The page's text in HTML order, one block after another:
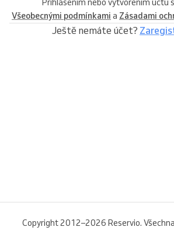
Přihlášením nebo vytvořením účtu
Všeobecnými podmínkami a Zásadami
Ještě nemáte účet?
Copyright 2012–2026 Reservio.